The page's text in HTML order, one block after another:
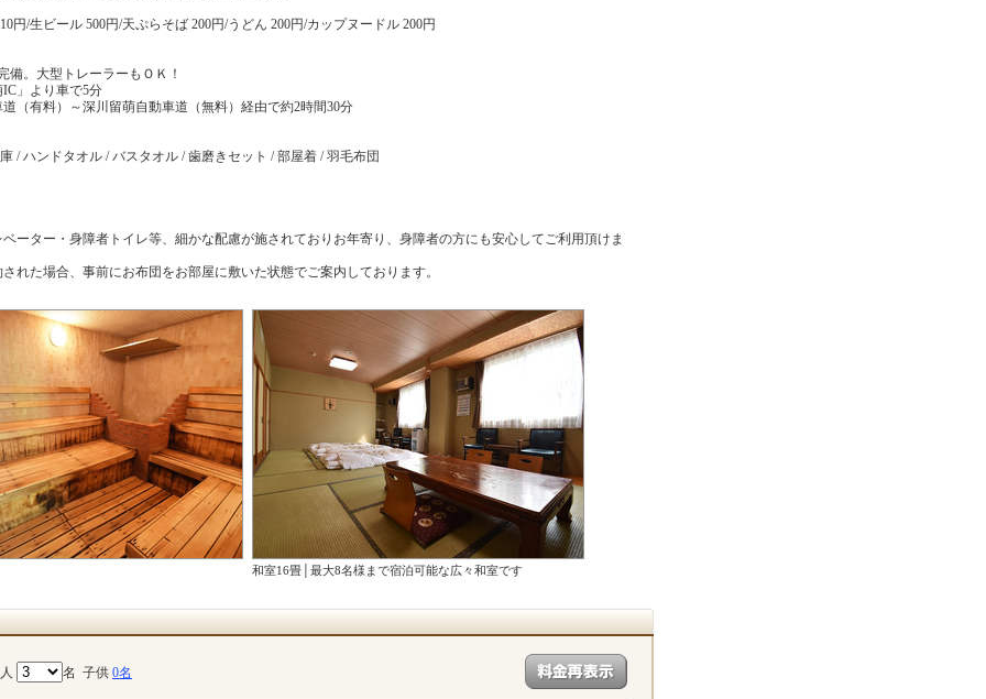
円/生ビール 500円/天ぷらそば 200円/うどん 200円/カップヌードル 200円
備。大型トレーラーもＯＫ！
IC」より車で5分
道（有料）～深川留萌自動車道（無料）経由で約2時間30分
/ ハンドタオル / バスタオル / 歯磨きセット / 部屋着 / 羽毛布団
ベーター・身障者トイレ等、細かな配慮が施されておりお年寄り、身障者の方にも安心してご利用頂けま
れた場合、事前にお布団をお部屋に敷いた状態でご案内しております。
和室16畳│最大8名様まで宿泊可能な広々和室です
名 子供 0名